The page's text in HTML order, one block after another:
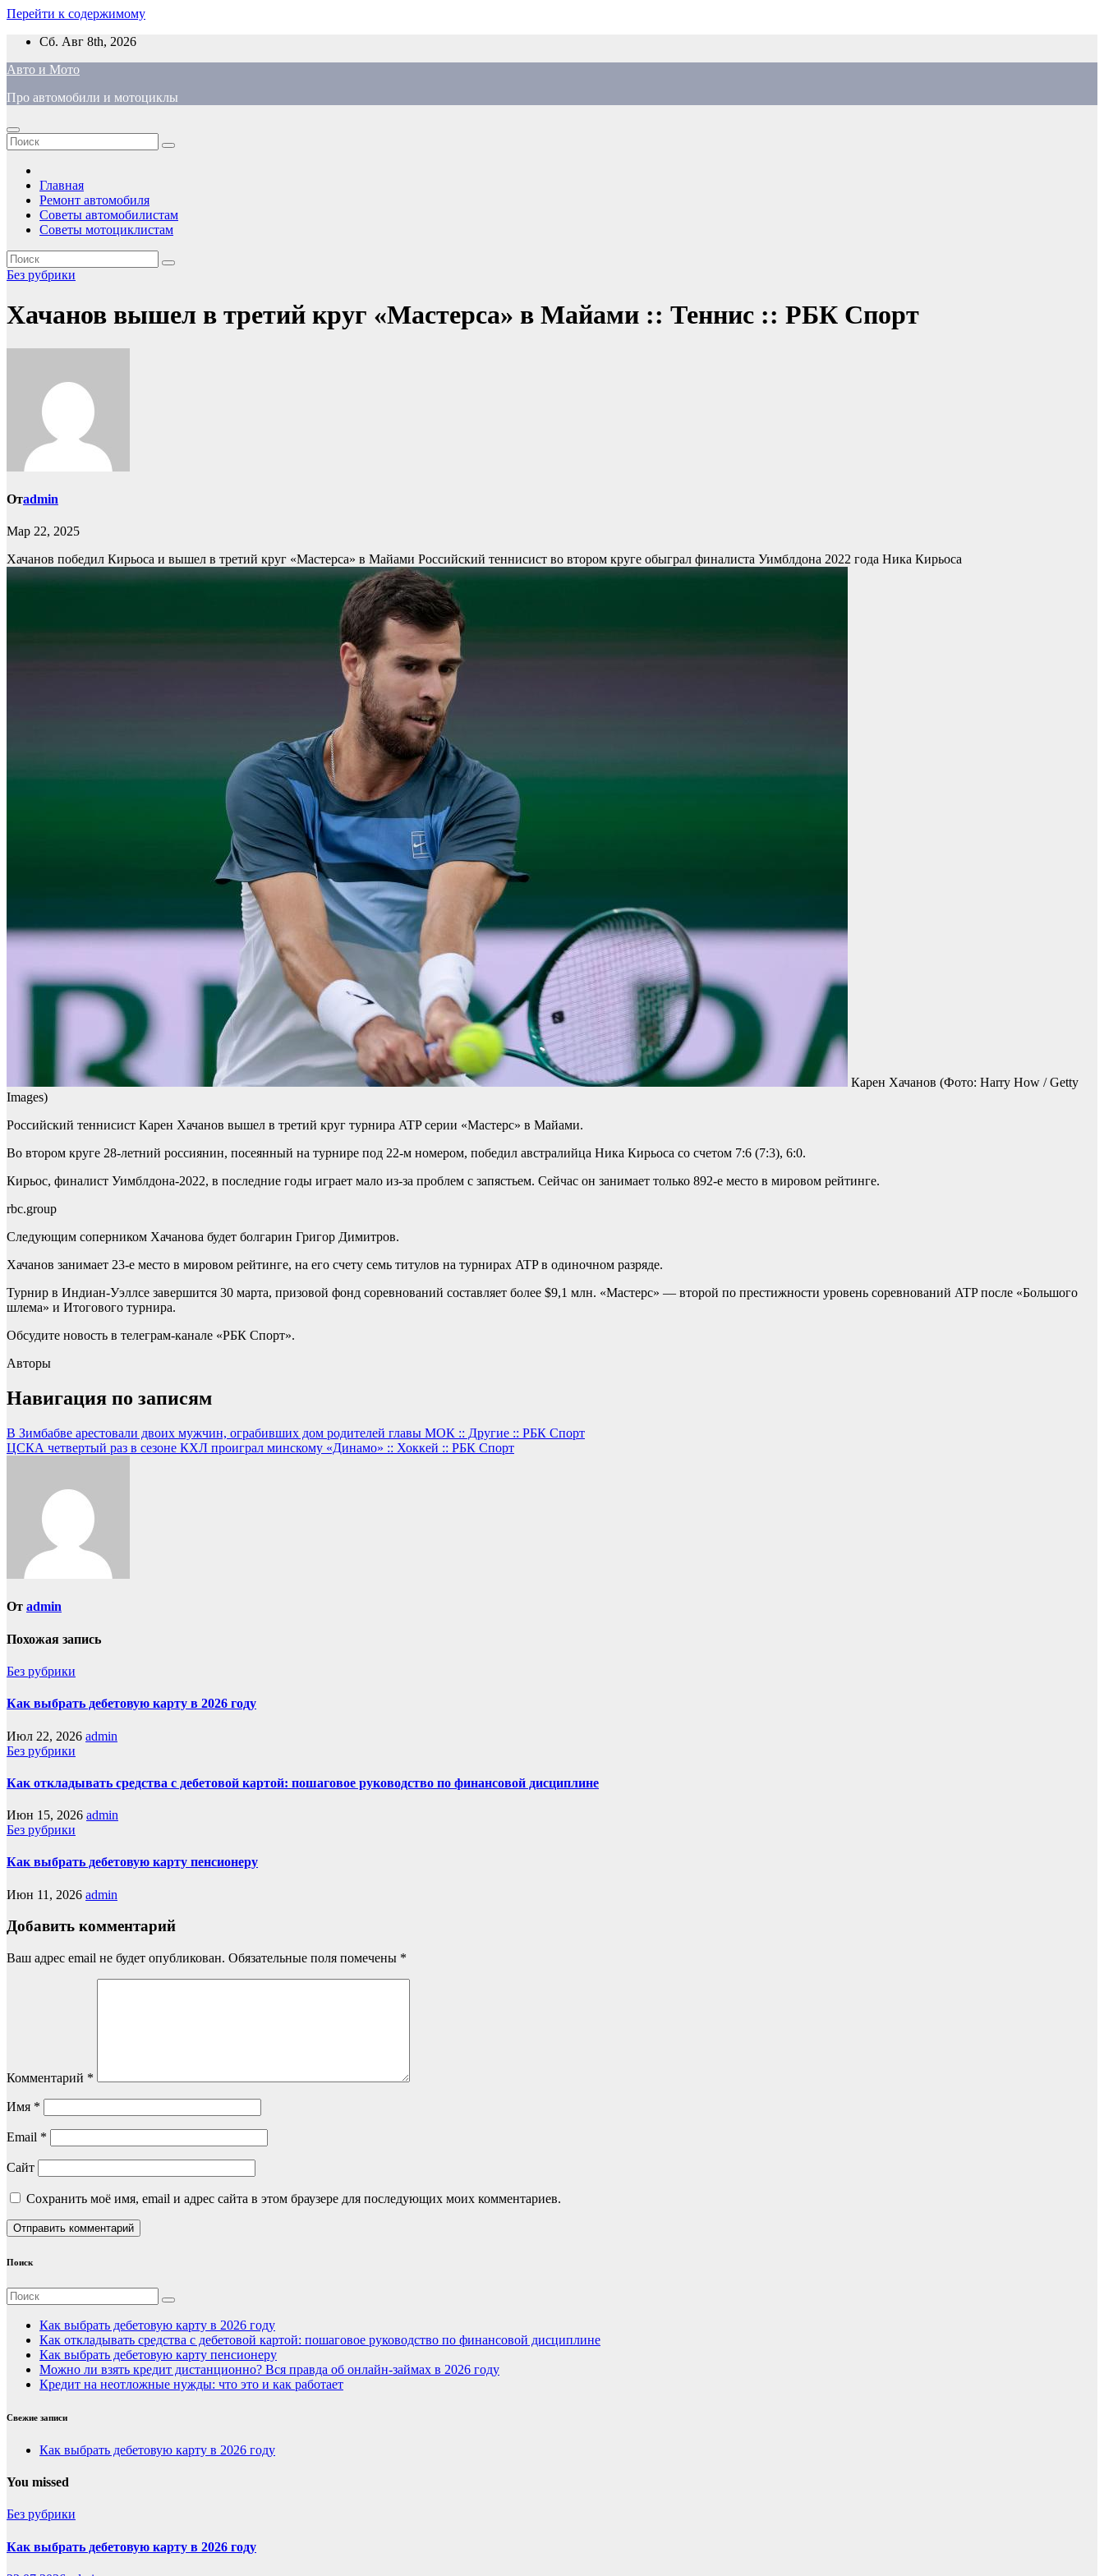
Перейти к содержимому
Сб. Авг 8th, 2026
Авто и Мото
Про автомобили и мотоциклы
Главная
Ремонт автомобиля
Советы автомобилистам
Советы мотоциклистам
Без рубрики
Хачанов вышел в третий круг «Мастерса» в Майами :: Теннис :: РБК Спорт
Отadmin
Мар 22, 2025
Хачанов победил Кирьоса и вышел в третий круг «Мастерса» в Майами Российский теннисист во втором круге обыграл финалиста Уимблдона 2022 года Ника Кирьоса
Карен Хачанов (Фото: Harry How / Getty
Images)
Российский теннисист Карен Хачанов вышел в третий круг турнира ATP серии «Мастерс» в Майами.
Во втором круге 28-летний россиянин, посеянный на турнире под 22-м номером, победил австралийца Ника Кирьоса со счетом 7:6 (7:3), 6:0.
Кирьос, финалист Уимблдона-2022, в последние годы играет мало из-за проблем с запястьем. Сейчас он занимает только 892-е место в мировом рейтинге.
rbc.group
Следующим соперником Хачанова будет болгарин Григор Димитров.
Хачанов занимает 23-е место в мировом рейтинге, на его счету семь титулов на турнирах ATP в одиночном разряде.
Турнир в Индиан-Уэллсе завершится 30 марта, призовой фонд соревнований составляет более $9,1 млн. «Мастерс» — второй по престижности уровень соревнований ATP после «Большого
шлема» и Итогового турнира.
Обсудите новость в телеграм-канале «РБК Спорт».
Авторы
Навигация по записям
В Зимбабве арестовали двоих мужчин, ограбивших дом родителей главы МОК :: Другие :: РБК Спорт
ЦСКА четвертый раз в сезоне КХЛ проиграл минскому «Динамо» :: Хоккей :: РБК Спорт
От admin
Похожая запись
Без рубрики
Как выбрать дебетовую карту в 2026 году
Июл 22, 2026 admin
Без рубрики
Как откладывать средства с дебетовой картой: пошаговое руководство по финансовой дисциплине
Июн 15, 2026 admin
Без рубрики
Как выбрать дебетовую карту пенсионеру
Июн 11, 2026 admin
Добавить комментарий
Ваш адрес email не будет опубликован. Обязательные поля помечены *
Комментарий *
Имя *
Email *
Сайт
Сохранить моё имя, email и адрес сайта в этом браузере для последующих моих комментариев.
Поиск
Как выбрать дебетовую карту в 2026 году
Как откладывать средства с дебетовой картой: пошаговое руководство по финансовой дисциплине
Как выбрать дебетовую карту пенсионеру
Можно ли взять кредит дистанционно? Вся правда об онлайн-займах в 2026 году
Кредит на неотложные нужды: что это и как работает
Свежие записи
Как выбрать дебетовую карту в 2026 году
You missed
Без рубрики
Как выбрать дебетовую карту в 2026 году